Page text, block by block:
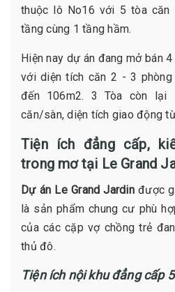
thuộc lô No16 với 5 tòa căn
tầng cùng 1 tầng hầm.
Hiện nay dự án đang mở bán
với diện tích căn 2 - 3
đến 106m2. 3 Tòa còn lại
căn/sàn, diện tích giao động
Tiện ích đẳng cấp,
trong mơ tại Le Grand
Dự án Le Grand Jardinđược
là sản phẩm chung cư phù
của các cặp vợ chồng trẻ
thủ đô.
Tiện ích nội khu đẳng cấp